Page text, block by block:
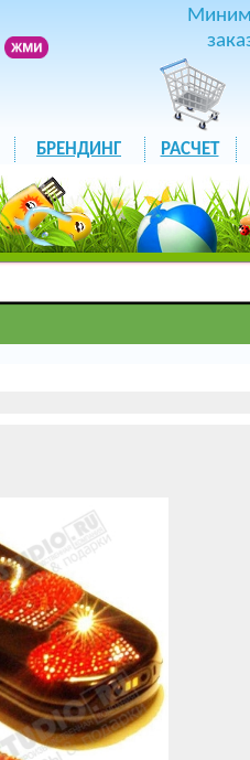
БРЕНДИНГ РАСЧЕТ